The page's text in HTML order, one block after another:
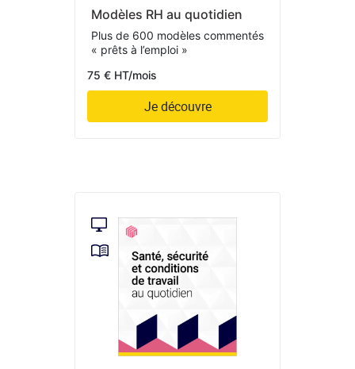
Modèles RH au quotidien
Plus de 600 modèles commentés
« prêts à l’emploi »
75 € HT/mois
Je découvre